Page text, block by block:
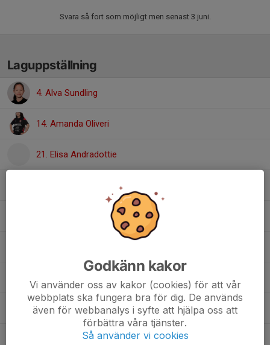
Svara så fort som möjligt men senast 3 juni.
Laguppställning
4. Alva Sundling
14. Amanda Oliveri
21. Elisa Andradottie
22. Estrid Henriksson
15. Saga Karmaa
5. Saga Westman
Godkänn kakor
Vi använder oss av kakor (cookies) för att vår
webbplats ska fungera bra för dig. De används
även för webbanalys i syfte att hjälpa oss att
förbättra våra tjänster.
Så använder vi cookies